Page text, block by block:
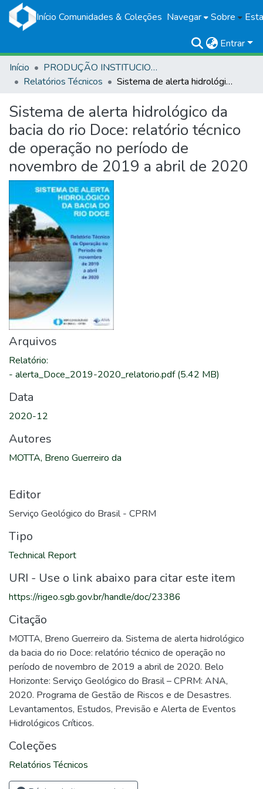
Início Comunidades & Coleções Navegar Sobre
Entrar
Início
PRODUÇÃO INSTITUCIONAL
Relatórios Técnicos
Sistema de alerta hidrológico da bacia do rio Doce: relatório técnico de operação no período de novembro de 2019 a abril de 2020
Sistema de alerta hidrológico da
bacia do rio Doce: relatório técnico
de operação no período de
novembro de 2019 a abril de 2020
Arquivos
Relatório:
- alerta_Doce_2019-2020_relatorio.pdf(5.42 MB)
Data
2020-12
Autores
MOTTA, Breno Guerreiro da
Editor
Serviço Geológico do Brasil - CPRM
Tipo
Technical Report
URI - Use o link abaixo para citar este item
https://rigeo.sgb.gov.br/handle/doc/23386
Citação
MOTTA, Breno Guerreiro da. Sistema de alerta hidrológico
da bacia do rio Doce: relatório técnico de operação no
período de novembro de 2019 a abril de 2020. Belo
Horizonte: Serviço Geológico do Brasil – CPRM: ANA,
2020. Programa de Gestão de Riscos e de Desastres.
Levantamentos, Estudos, Previsão e Alerta de Eventos
Hidrológicos Críticos.
Coleções
Relatórios Técnicos